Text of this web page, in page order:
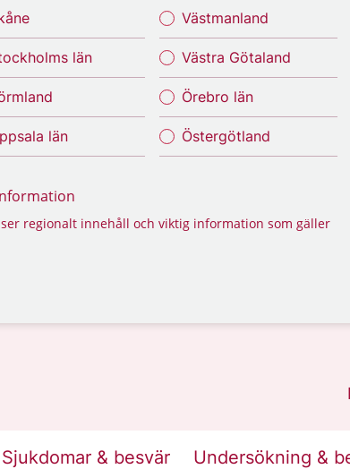
län
län
Västmanland
Västra Götaland
Örebro län
Östergötland
regionalt innehåll och viktig information som gäller
Sjukdomar & besvär Undersökning &